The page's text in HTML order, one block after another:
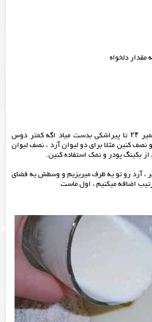
مقدار دلخواه
اول از همه بگم گه از این مقدار خمیر ۲۴ تا پیراشکی بدست میاد اگه کمتر دوس
نصف کنین مثلا برای دو لیوان آرد ، نصف لیوان
بکینگ پودر و نمک استفاده کنین.
آرد رو تو یه ظرف میریزیم و وسطش یه فضای
اضافه میکنیم ، اول ماست